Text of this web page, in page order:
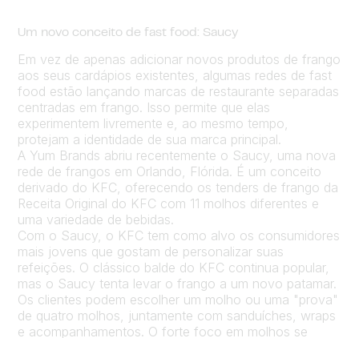
Um novo conceito de fast food: Saucy
Em vez de apenas adicionar novos produtos de frango
aos seus cardápios existentes, algumas redes de fast
food estão lançando marcas de restaurante separadas
centradas em frango. Isso permite que elas
experimentem livremente e, ao mesmo tempo,
protejam a identidade de sua marca principal.
A Yum Brands abriu recentemente o Saucy, uma nova
rede de frangos em Orlando, Flórida. É um conceito
derivado do KFC, oferecendo os tenders de frango da
Receita Original do KFC com 11 molhos diferentes e
uma variedade de bebidas.
Com o Saucy, o KFC tem como alvo os consumidores
mais jovens que gostam de personalizar suas
refeições. O clássico balde do KFC continua popular,
mas o Saucy tenta levar o frango a um novo patamar.
Os clientes podem escolher um molho ou uma "prova"
de quatro molhos, juntamente com sanduíches, wraps
e acompanhamentos. O forte foco em molhos se